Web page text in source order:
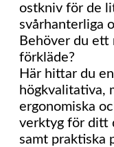
ostkniv för de
svårhanterliga
Behöver du ett
förkläde?
Här hittar du
högkvalitativa,
ergonomiska
verktyg för ditt
samt praktiska